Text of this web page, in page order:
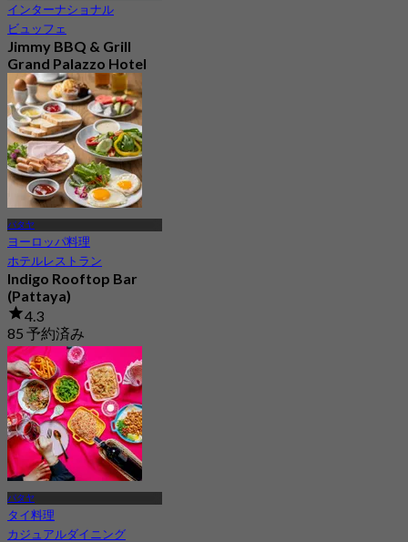
インターナショナル
ビュッフェ
Jimmy BBQ & Grill
Grand Palazzo Hotel
(Pattaya)
4.1
308 予約済み
から฿ 599.25
パタヤ
ヨーロッパ料理
ホテルレストラン
Indigo Rooftop Bar
(Pattaya)
4.3
85 予約済み
から฿ 475
パタヤ
タイ料理
カジュアルダイニング